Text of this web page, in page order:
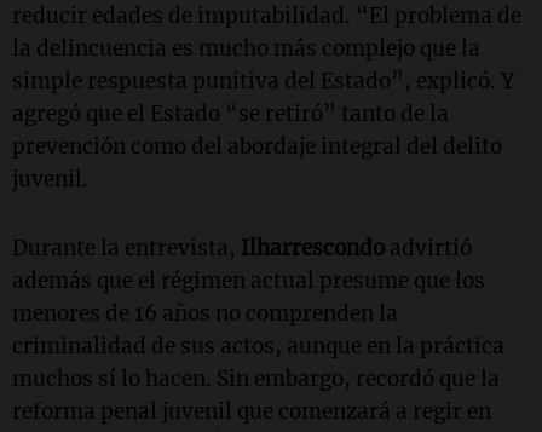
reducir edades de imputabilidad. “El problema de
la delincuencia es mucho más complejo que la
simple respuesta punitiva del Estado”, explicó. Y
agregó que el Estado “se retiró” tanto de la
prevención como del abordaje integral del delito
juvenil.
Durante la entrevista, Ilharrescondo advirtió
además que el régimen actual presume que los
menores de 16 años no comprenden la
criminalidad de sus actos, aunque en la práctica
muchos sí lo hacen. Sin embargo, recordó que la
reforma penal juvenil que comenzará a regir en